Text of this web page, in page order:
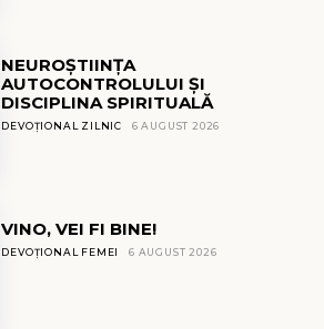
NEUROȘTIINȚA
AUTOCONTROLULUI ȘI
DISCIPLINA SPIRITUALĂ
DEVOȚIONAL ZILNIC 6 AUGUST 2026
VINO, VEI FI BINE!
DEVOȚIONAL FEMEI 6 AUGUST 2026